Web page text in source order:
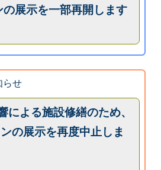
展示を一部再開します
らせ
による施設修繕のため、
の展示を再度中止しま